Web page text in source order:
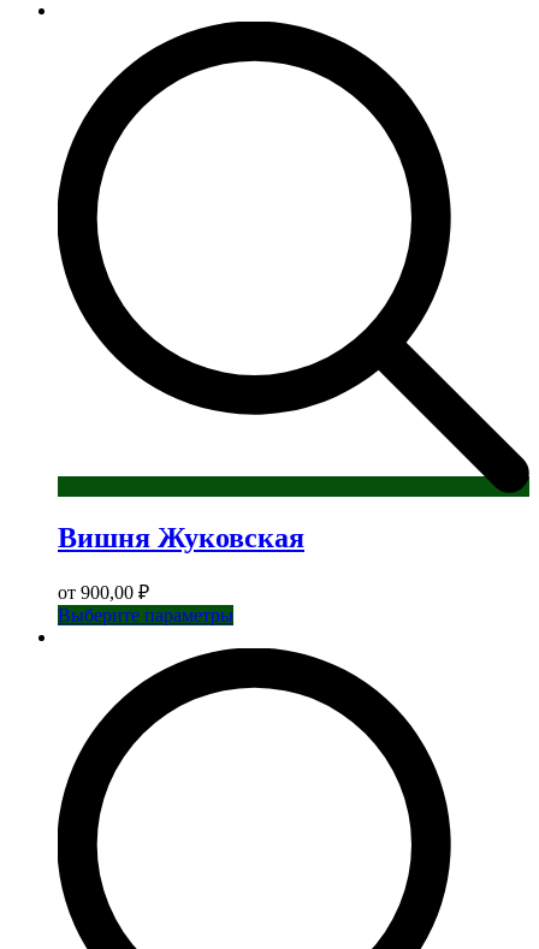
вариаций.
Вишня Жуковская
от 900,00 ₽
Выберите параметрыЭтот
вариаций.